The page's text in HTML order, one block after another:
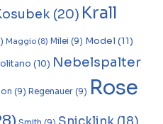
(20) Krall
Maggio (8) Milei (9) Model (11)
(10) Nebelspalter
(9) Regenauer (9) Rose